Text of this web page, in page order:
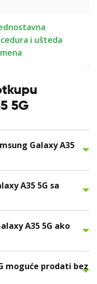
i ušteda
5G
Galaxy A35
A35 5G sa
A35 5G ako
moguće prodati bez